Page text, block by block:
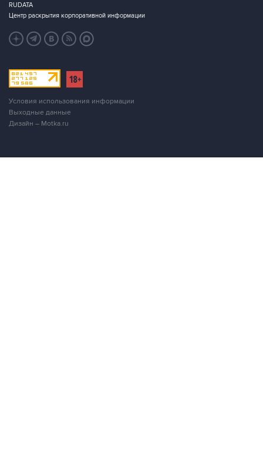
RUDATA
Центр раскрытия корпоративной информации
Условия использования информации
Выходные данные
Дизайн – Motka.ru